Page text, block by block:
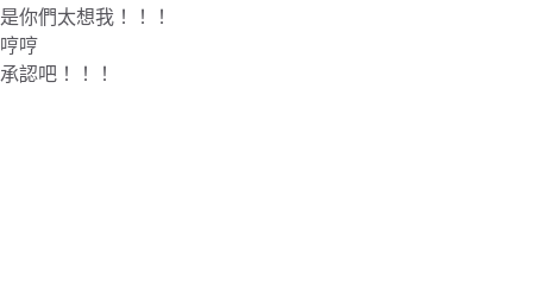
是你們太想我！！！
哼哼
承認吧！！！